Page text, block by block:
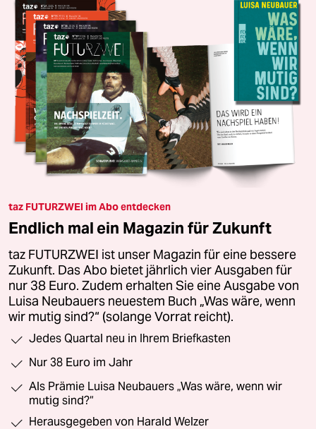
taz FUTURZWEI im Abo entdecken
Endlich mal ein Magazin für Zukunft
taz FUTURZWEI ist unser Magazin für eine bessere
Zukunft. Das Abo bietet jährlich vier Ausgaben für
nur 38 Euro. Zudem erhalten Sie eine Ausgabe von
Luisa Neubauers neuestem Buch „Was wäre, wenn
wir mutig sind?“ (solange Vorrat reicht).
Jedes Quartal neu in Ihrem Briefkasten
Nur 38 Euro im Jahr
Als Prämie Luisa Neubauers „Was wäre, wenn wir
mutig sind?“
Herausgegeben von Harald Welzer